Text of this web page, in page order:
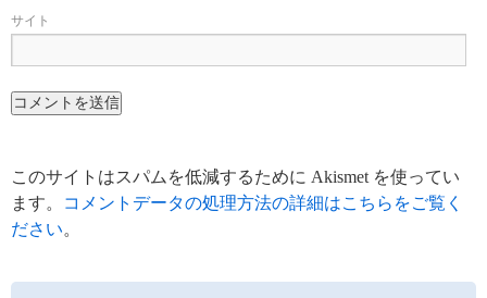
サイト
このサイトはスパムを低減するために Akismet を使ってい
ます。
コメントデータの処理方法の詳細はこちらをご覧く
ださい。